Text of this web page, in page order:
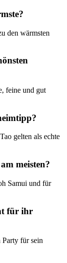
den wärmsten
feine und gut
gelten als echte
meisten?
Samui und für
für ihr
für sein